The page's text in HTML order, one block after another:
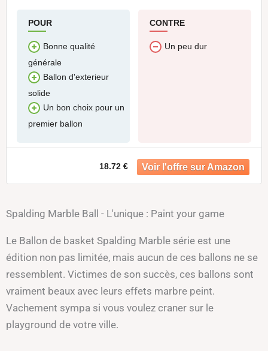
POUR
Bonne qualité
générale
Ballon d'exterieur
solide
Un bon choix pour un
premier ballon
CONTRE
Un peu dur
18.72 €
Spalding Marble Ball - L'unique : Paint your game
Le Ballon de basket Spalding Marble série est une
édition non pas limitée, mais aucun de ces ballons ne se
ressemblent. Victimes de son succès, ces ballons sont
vraiment beaux avec leurs effets marbre peint.
Vachement sympa si vous voulez craner sur le
playground de votre ville.